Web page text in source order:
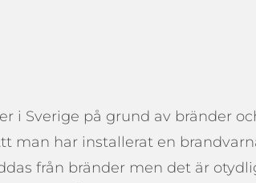
i Sverige på grund av bränder
man har installerat en
från bränder men det är